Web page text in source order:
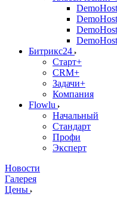
Битрикс24
Старт+
CRM+
Задачи+
Компания
Flowlu
Начальный
Стандарт
Профи
Эксперт
Новости
Галерея
Цены